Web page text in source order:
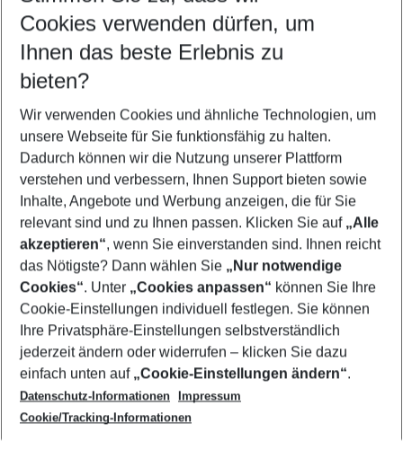
Beliebiger Abflughafen
Reisezeitraum wählen
08.08.26– 06.08.27 5-8 Nächte
2 Erwachsene Keine Kinder
Mehr Filter anzeigen
Footer
Footer navigation
Über uns
AGB
Cookie-Einstellungen ändern
Cookie-Richtlinie
Datenschutz
Service & Hilfe
Barrierefreies Reisen
Check-in
Folgen Sie uns
Cookies verwenden dürfen, um
Ihnen das beste Erlebnis zu
bieten?
Wir verwenden Cookies und ähnliche Technologien, um
unsere Webseite für Sie funktionsfähig zu halten.
Dadurch können wir die Nutzung unserer Plattform
verstehen und verbessern, Ihnen Support bieten sowie
Inhalte, Angebote und Werbung anzeigen, die für Sie
relevant sind und zu Ihnen passen. Klicken Sie auf „Alle
akzeptieren“, wenn Sie einverstanden sind. Ihnen reicht
das Nötigste? Dann wählen Sie „Nur notwendige
Cookies“. Unter „Cookies anpassen“ können Sie Ihre
Cookie-Einstellungen individuell festlegen. Sie können
Ihre Privatsphäre-Einstellungen selbstverständlich
jederzeit ändern oder widerrufen – klicken Sie dazu
einfach unten auf „Cookie-Einstellungen ändern“.
Datenschutz-Informationen
Impressum
Cookie/Tracking-Informationen